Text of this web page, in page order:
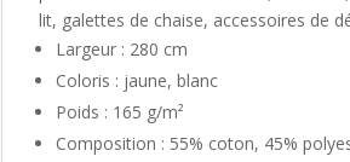
lit, galettes de chaise, accessoires de
Largeur : 280 cm
Coloris : jaune, blanc
Poids : 165 g/m²
Composition : 55% coton, 45%